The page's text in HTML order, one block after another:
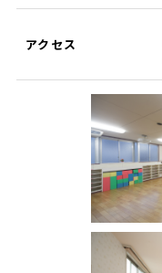
アクセス